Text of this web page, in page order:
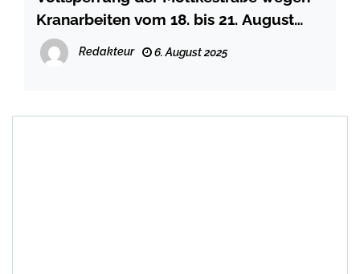
Kranarbeiten vom 18. bis 21. August
2025
Redakteur 6. August 2025